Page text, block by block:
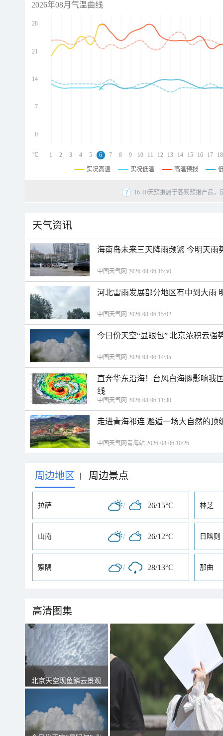
2026年08月气温曲线
28
21
14
7
0
1 2 3 4 5 6 7 8 9 10 11 12 13 14 15 16 17 18
℃
实况高温 实况低温 高温预报
16-40天预报属于客观预报产品
天气资讯
海南岛未来三天降雨频繁 今明天雨
中国天气网 2026-08-06 15:50
河北雷雨发展部分地区有中到大雨
中国天气网 2026-08-06 15:02
今日份天空“显眼包” 北京浓积云强
中国天气网 2026-08-06 14:35
直奔华东沿海！台风白海豚影响我
线
中国天气网 2026-08-06 11:30
走进青海祁连 邂逅一场大自然的顶
中国天气网青海站 2026-08-06 10:26
周边地区 | 周边景点
拉萨 / 26/15°C 林芝
山南 / 26/12°C 日喀则
察隅 / 28/13°C 那曲
高清图集
北京天空现鱼鳞云景观